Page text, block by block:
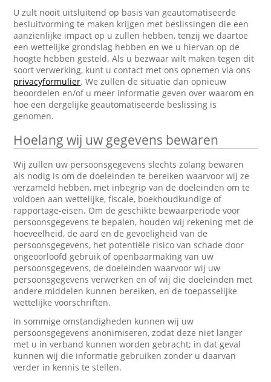
U zult nooit uitsluitend op basis van geautomatiseerde
besluitvorming te maken krijgen met beslissingen die een
aanzienlijke impact op u zullen hebben, tenzij we daartoe
een wettelijke grondslag hebben en we u hiervan op de
hoogte hebben gesteld. Als u bezwaar wilt maken tegen dit
soort verwerking, kunt u contact met ons opnemen via ons
privacyformulier. We zullen de situatie dan opnieuw
beoordelen en/of u meer informatie geven over waarom en
hoe een dergelijke geautomatiseerde beslissing is
genomen.
Hoelang wij uw gegevens bewaren
Wij zullen uw persoonsgegevens slechts zolang bewaren
als nodig is om de doeleinden te bereiken waarvoor wij ze
verzameld hebben, met inbegrip van de doeleinden om te
voldoen aan wettelijke, fiscale, boekhoudkundige of
rapportage-eisen. Om de geschikte bewaarperiode voor
persoonsgegevens te bepalen, houden wij rekening met de
hoeveelheid, de aard en de gevoeligheid van de
persoonsgegevens, het potentiële risico van schade door
ongeoorloofd gebruik of openbaarmaking van uw
persoonsgegevens, de doeleinden waarvoor wij uw
persoonsgegevens verwerken en of wij die doeleinden met
andere middelen kunnen bereiken, en de toepasselijke
wettelijke voorschriften.
In sommige omstandigheden kunnen wij uw
persoonsgegevens anonimiseren, zodat deze niet langer
met u in verband kunnen worden gebracht; in dat geval
kunnen wij die informatie gebruiken zonder u daarvan
verder in kennis te stellen.